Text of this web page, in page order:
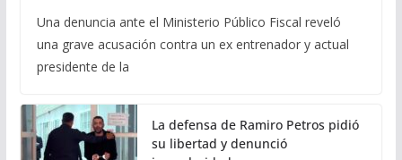
Una denuncia ante el Ministerio Público Fiscal reveló
una grave acusación contra un ex entrenador y actual
presidente de la
La defensa de Ramiro Petros pidió
su libertad y denunció